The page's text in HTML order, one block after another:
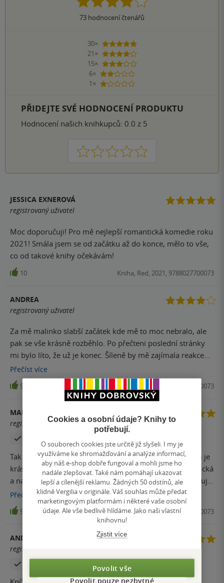
73 hodnocení čtenářů
30×
5 hvězdiček
21×
4 hvězdičky
15×
3 hvězdičky
6×
2 hvězdičky
1×
1 hvezdička
PŘIDEJTE SVÉ HODNOCENÍ PRODUKTU
Hodnocení našich knihkupců: 0.0 z 5
1 2 3 4 5
JESSICA EXNEROVÁ
registrovaný uživatel
Moc doporučuji! Pro mě nejlepší romantická komedie roku
2021! Smála jsem se od začátku až do konce, mělo to vše,
co od takové knihy očekávám!
10 Kniha, Red, 2021, 9788027700073
ANDREA
registrovaný uživatel
Za mě malinko slabší začátek kde mě to moc nebralo, ale
pak se vše krásně rozběhlo. Po přečteni poslední stránky
mi bylo líto, že už je konec. Šíleně by mě zajímala reakce
matky a okolí - v tomto mi chyběl epilog. Nádherná kniha
plná vtipu, lásky a nedorozumění. Za přečtení rozhodně
stojí
Přečíst více
9 Kniha, Red, 2021, 9788027700073
MARIE MAGDALÉNA MELICHAR
registrovaný uživatel
Tak tohle bylo opravdu hodně milé překvapení. Autorka je
krásně sarkastická a hlavní postava dokáže být sebekritická
a narazíme na spousty odkazů na popkulturu. Nepamatuji
se, kdy jsem se u knihy takto nasmála. A co je na příběhu
nejúžasnější, tak i přes konec a s přihlédnutím k žánru zní
uvěřitelně.
Přečíst více
9 Kniha, Red, 2021, 9788027700073
ANDREA ŠURANOVÁ
registrovaný uživatel
Cookies a osobní údaje? Knihy to
potřebují.
O souborech cookies jste určitě již slyšeli. I my je
využíváme ke shromažďování a analýze informací,
aby náš e-shop dobře fungoval a mohli jsme ho
nadále zlepšovat. Také nám pomáhají ukazovat
lepší a cílenější reklamu. Žádných 50 odstínů, ale
klidně Vergilia v originále. Váš souhlas může předat
marketingovým platformám i některé vaše osobní
údaje. Ale vše bedlivě hlídáme. Jako naši vlastní
knihovnu!
Zjistit více
Povolit vše
Povolit pouze nezbytné